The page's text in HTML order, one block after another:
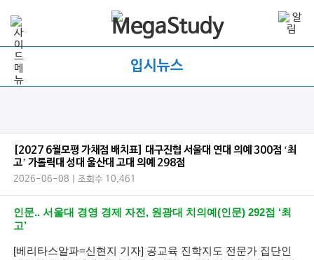
입시뉴스
[2027 6월모평 가채점 배치표] 대구진협 서울대 연대 의예 300점 ‘최
고’ 가톨릭대 성대 울산대 고대 의예 298점
2026-06-08 | 조회수 10,461
인문.. 서울대 경영 경제 자전, 원광대 치의예(인문) 292점 ‘최
고’
[베리타스알파=신현지 기자] 공교육 진학지도 전문가 집단인